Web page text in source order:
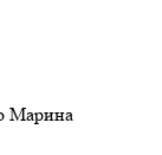
Марина